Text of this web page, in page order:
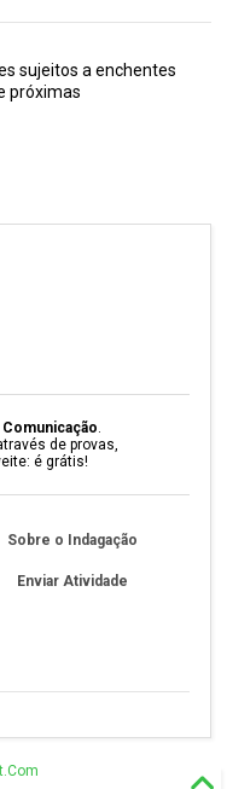
sujeitos a enchentes
próximas
Comunicação.
de provas,
é grátis!
Sobre o Indagação
Enviar Atividade